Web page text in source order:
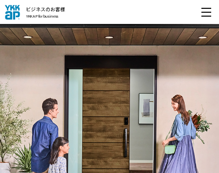
ビジネスのお客様
YKK AP for business 開く